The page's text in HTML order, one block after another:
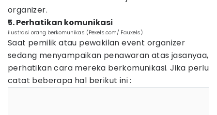
organizer.
5. Perhatikan komunikasi
ilustrasi orang berkomunikas (Pexels.com/ Fauxels)
Saat pemilik atau pewakilan event organizer
sedang menyampaikan penawaran atas jasanyaa,
perhatikan cara mereka berkomunikasi. Jika perlu
catat beberapa hal berikut ini :